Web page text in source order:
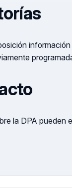
la DPA pueden